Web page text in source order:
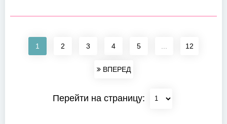
1 2 3 4 5 12
ВПЕРЕД
Перейти на страницу: